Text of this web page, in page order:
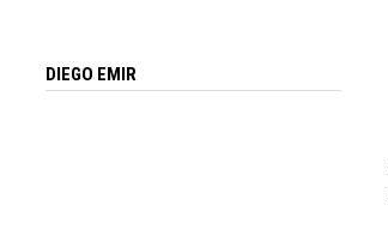
DIEGO EMIR